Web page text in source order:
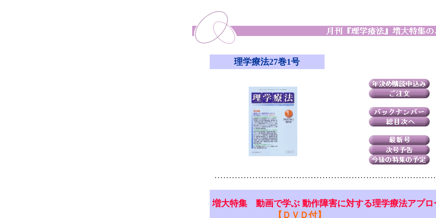
理学療法27巻1号
増大特集 動画で学ぶ 動作障害に対する理学療法アプロ
【ＤＶＤ付】